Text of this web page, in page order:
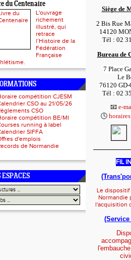
du Centenaire
L'ouvrage
richement
illustré, qui
retrace
l’Histoire de la
Fédération
Française
compétition CJESM
CSO au 21/05/26
CSO
compétition BE/MI
running à label
SIFFA
d'emplois
de Normandie
ESPACES
Siège de
2 Bis Rue
14120
Tél : 02
Bureau de
7 Place
Le
76120
Tél : 02
📧 e-
🕓
FIL
Le dispositif
Normandie
l'acquisition